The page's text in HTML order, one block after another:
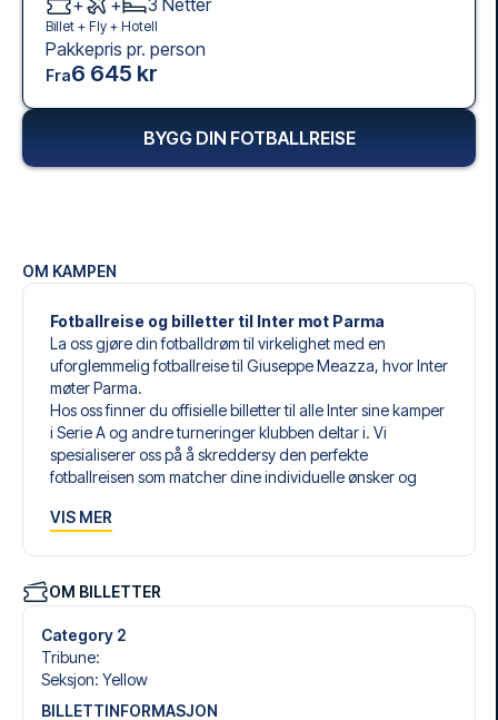
OM KAMPEN
Fotballreise og billetter til Inter mot Parma
La oss gjøre din fotballdrøm til virkelighet med en
uforglemmelig fotballreise til Giuseppe Meazza, hvor Inter
møter Parma.
Hos oss finner du offisielle billetter til alle Inter sine kamper
i Serie A og andre turneringer klubben deltar i. Vi
spesialiserer oss på å skreddersy den perfekte
fotballreisen som matcher dine individuelle ønsker og
Våre skreddersydde fotballreiser til Inter er laget for å gi
blant et bredt utvalg av fotballbilletter, nøye utvalgte
hoteller for enhver smak og budsjett, samt fleksible fly som
passer deg best.
Når du velger billettype, kan du se hvilken seksjon du skal
sitte i, og hva billetten inkluderer – spesielt hvis det er en
VIS MER
OM BILLETTER
Category 2
Tribune:
Seksjon: Yellow
BILLETTINFORMASJON
+ + 3 Netter
Billet + Fly + Hotell
Pakkepris pr. person
Fra6 645 kr
BYGG DIN FOTBALLREISE